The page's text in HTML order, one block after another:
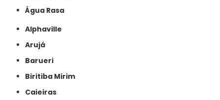
Água Rasa
Alphaville
Arujá
Barueri
Biritiba Mirim
Caieiras